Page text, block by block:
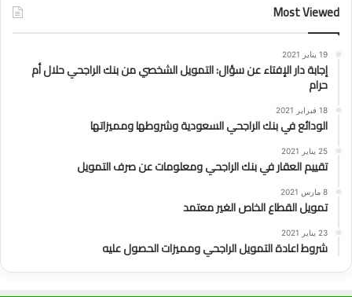
Most Viewed
19 يناير 2021
إجابة دار الإفتاء عن سؤال: التمويل الشخصي من بنك الراجحي حلال أم
حرام
18 فبراير 2021
الودائع في بنك الراجحي السعودية وشروطها ومميزاتها
25 يناير 2021
تقييم العقار في بنك الراجحي ومعلومات عن صرف التمويل
8 مارس 2021
تمويل القطاع الخاص الغير معتمد
23 يناير 2021
شروط اعادة التمويل الراجحي ومميزات الحصول عليه